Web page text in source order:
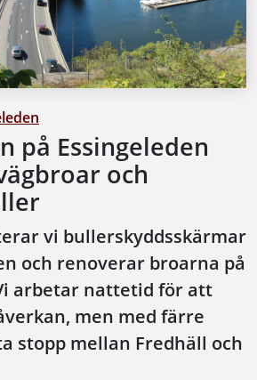
på Essingeleden
och
vi bullerskyddsskärmar
och renoverar broarna på
arbetar nattetid för att
men med färre
stopp mellan Fredhäll och